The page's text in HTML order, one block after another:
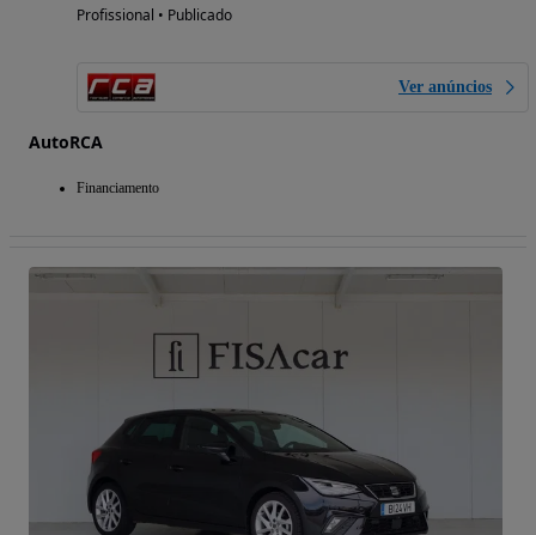
Profissional • Publicado
Ver anúncios
AutoRCA
Financiamento